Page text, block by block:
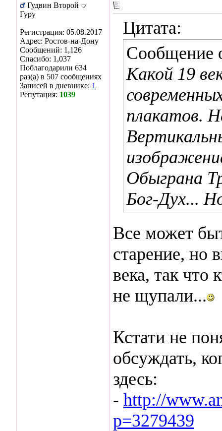
Гудвин Второй
Гуру
Регистрация: 05.08.2017
Адрес: Ростов-на-Дону
Сообщений: 1,126
Спасибо: 1,037
Поблагодарили 634
раз(а) в 507 сообщениях
Записей в дневнике: 1
Репутация: 1039
Цитата:
Сообщение
Какой 19
плакатов.
Обыграна
Бог-Дух...
Все может
старение, но
века, так что
не щупали...
Кстати не
обсуждать,
здесь:
- http://
p=3279439